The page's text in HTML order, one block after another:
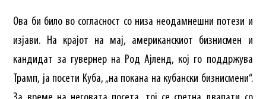
Ова би било во согласност со низа неодамнешни потези и
изјави. На крајот на мај, американскиот бизнисмен и
кандидат за гувернер на Род Ајленд, кој го поддржува
Трамп, ја посети Куба, „на покана на кубански бизнисмени“.